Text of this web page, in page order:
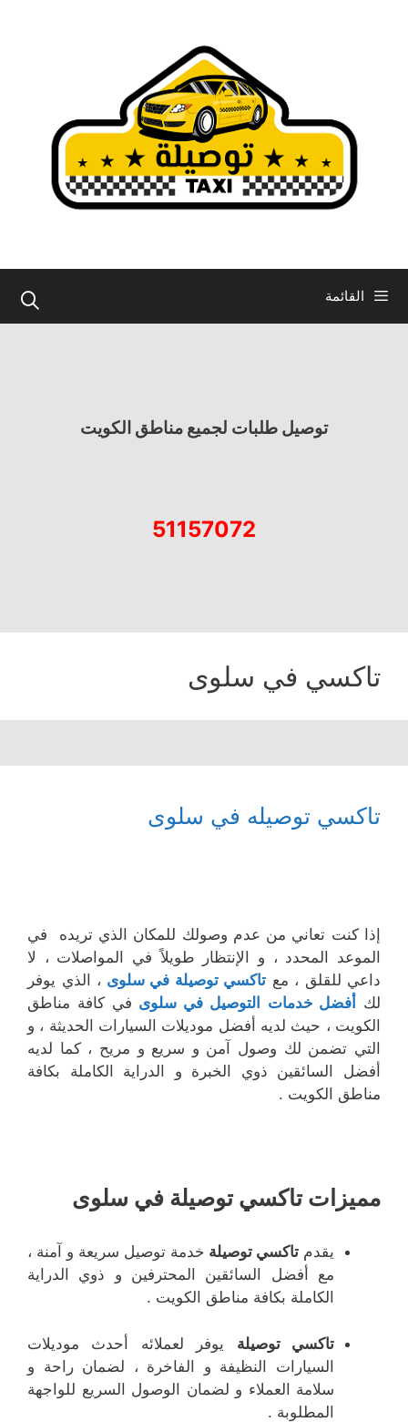
القائمة
توصيل طلبات لجميع مناطق الكويت
51157072
تاكسي في سلوى
تاكسي توصيله في سلوى
إذا كنت تعاني من عدم وصولك للمكان الذي تريده في
الموعد المحدد ، و الإنتظار طويلاً في المواصلات ، لا
داعي للقلق ، مع تاكسي توصيلة في سلوى ، الذي يوفر
لك
أفضل خدمات التوصيل في سلوى في كافة مناطق
الكويت ، حيث لديه أفضل موديلات السيارات الحديثة ، و
التي تضمن لك وصول آمن و سريع و مريح ، كما لديه
أفضل السائقين ذوي الخبرة و الدراية الكاملة بكافة
مناطق الكويت .
مميزات تاكسي توصيلة في سلوى
يقدم تاكسي توصيلة خدمة توصيل سريعة و آمنة ،
مع أفضل السائقين المحترفين و ذوي الدراية
الكاملة بكافة مناطق الكويت .
تاكسي توصيلة يوفر لعملائه أحدث موديلات
السيارات النظيفة و الفاخرة ، لضمان راحة و
سلامة العملاء و لضمان الوصول السريع للواجهة
المطلوبة .